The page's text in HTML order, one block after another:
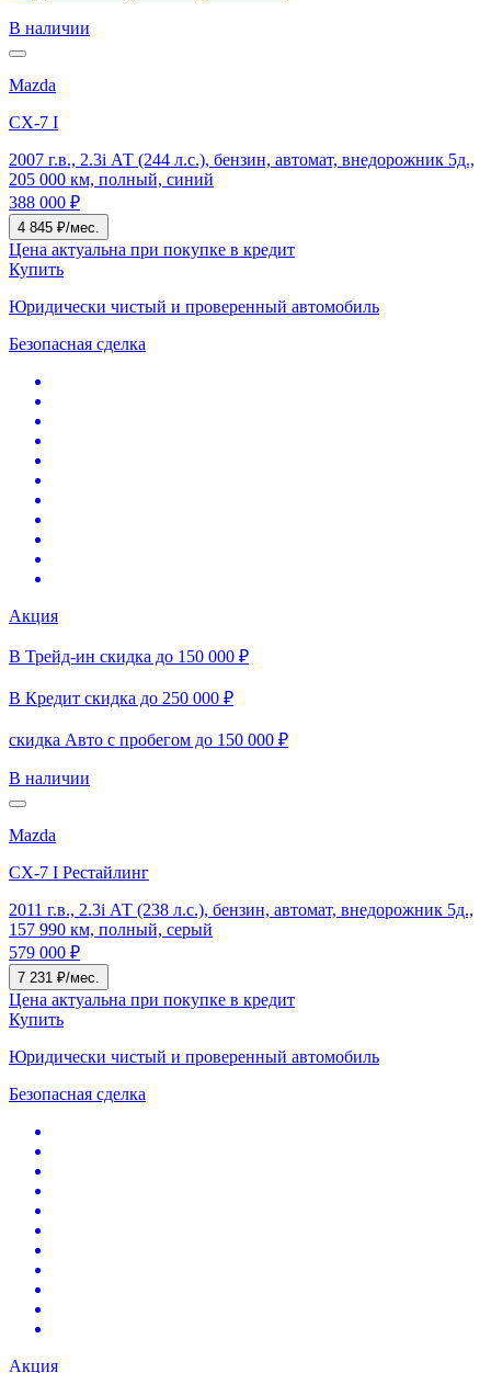
В наличии
Mazda
CX-7 I
2007 г.в., 2.3i АТ (244 л.с.), бензин, автомат, внедорожник 5д.,
205 000 км, полный, синий
388 000 ₽
4 845 ₽/мес.
Цена актуальна при покупке в кредит
Купить
Юридически чистый и проверенный автомобиль
Безопасная сделка
Акция
В Трейд-ин скидка до 150 000 ₽
В Кредит скидка до 250 000 ₽
скидка Авто с пробегом до 150 000 ₽
В наличии
Mazda
CX-7 I Рестайлинг
2011 г.в., 2.3i АТ (238 л.с.), бензин, автомат, внедорожник 5д.,
157 990 км, полный, серый
579 000 ₽
7 231 ₽/мес.
Цена актуальна при покупке в кредит
Купить
Юридически чистый и проверенный автомобиль
Безопасная сделка
Акция